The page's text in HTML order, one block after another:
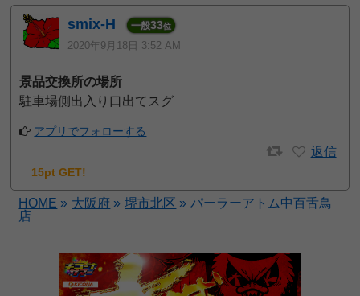
smix-H 一般33位
2020年9月18日 3:52 AM
景品交換所の場所
駐車場側出入り口出てスグ
アプリでフォローする
返信
15pt GET!
HOME » 大阪府 » 堺市北区 » パーラーアトム中百舌鳥
店